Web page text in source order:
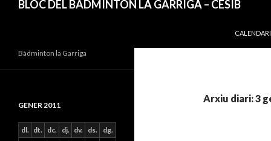
BLOC DEL BÀDMINTON LA GARRIGA – CESIB
Arxiu diari: 3
Bàdminton la Garriga
GENER 2011
dl. dt. dc. dj. dv. ds. dg.